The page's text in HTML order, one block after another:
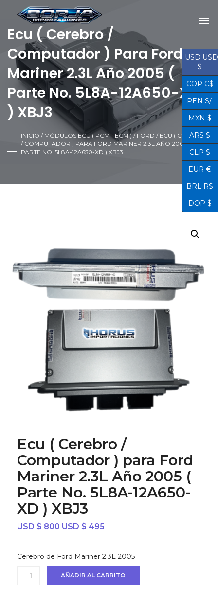
Ecu ( Cerebro /
Computador ) Para Ford
Mariner 2.3L Año 2005 (
Parte No. 5L8A-12A650-XD
) XBJ3
INICIO / MÓDULOS ECU ( PCM - ECM )/ FORD / ECU ( CEREBRO
/ COMPUTADOR ) PARA FORD MARINER 2.3L AÑO 2005 (
PARTE NO. 5L8A-12A650-XD ) XBJ3
Ecu ( Cerebro /
Computador ) para Ford
Mariner 2.3L Año 2005 (
Parte No. 5L8A-12A650-
XD ) XBJ3
USD $800 El
era:
USD
$ 800.
USD $ 495
es:
USD
$ 495.
Cerebro de Ford Mariner 2.3L 2005
AÑADIR AL CARRITO
USD USD
$
COP C$
PEN S/.
MXN $
ARS $
CLP $
EUR €
BRL R$
DOP $